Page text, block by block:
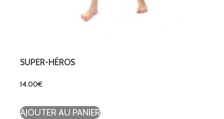
SUPER-HÉROS
14.00€
AJOUTER AU PANIER